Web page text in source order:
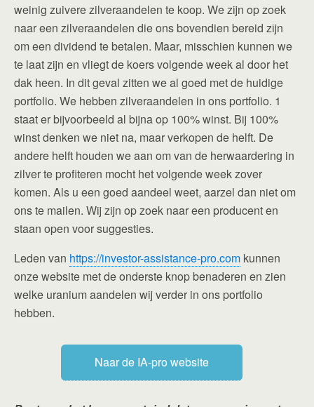
weinig zuivere zilveraandelen te koop. We zijn op zoek
naar een zilveraandelen die ons bovendien bereid zijn
om een dividend te betalen. Maar, misschien kunnen we
te laat zijn en vliegt de koers volgende week al door het
dak heen. In dit geval zitten we al goed met de huidige
portfolio. We hebben zilveraandelen in ons portfolio. 1
staat er bijvoorbeeld al bijna op 100% winst. Bij 100%
winst denken we niet na, maar verkopen de helft. De
andere helft houden we aan om van de herwaardering in
zilver te profiteren mocht het volgende week zover
komen. Als u een goed aandeel weet, aarzel dan niet om
ons te mailen. Wij zijn op zoek naar een producent en
staan open voor suggesties.
Leden van https://investor-assistance-pro.com kunnen
onze website met de onderste knop benaderen en zien
welke uranium aandelen wij verder in ons portfolio
hebben.
Naar de IA-pro website